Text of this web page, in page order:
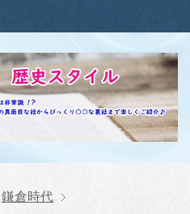
鎌倉時代